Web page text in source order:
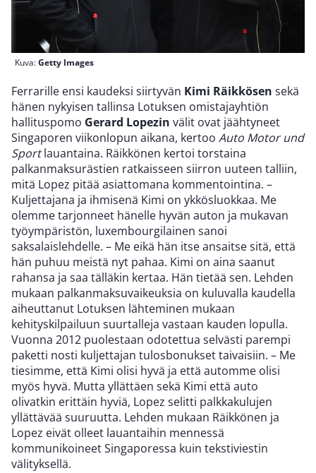
Kuva:Getty Images
Ferrarille ensi kaudeksi siirtyvän Kimi Räikkösen sekä
hänen nykyisen tallinsa Lotuksen omistajayhtiön
hallituspomo Gerard Lopezin välit ovat jäähtyneet
Singaporen viikonlopun aikana, kertoo Auto Motor und
Sportlauantaina. Räikkönen kertoi torstaina
palkanmaksurästien ratkaisseen siirron uuteen talliin,
mitä Lopez pitää asiattomana kommentointina. –
Kuljettajana ja ihmisenä Kimi on ykkösluokkaa. Me
olemme tarjonneet hänelle hyvän auton ja mukavan
työympäristön, luxembourgilainen sanoi
saksalaislehdelle. – Me eikä hän itse ansaitse sitä, että
hän puhuu meistä nyt pahaa. Kimi on aina saanut
rahansa ja saa tälläkin kertaa. Hän tietää sen. Lehden
mukaan palkanmaksuvaikeuksia on kuluvalla kaudella
aiheuttanut Lotuksen lähteminen mukaan
kehityskilpailuun suurtalleja vastaan kauden lopulla.
Vuonna 2012 puolestaan odotettua selvästi parempi
paketti nosti kuljettajan tulosbonukset taivaisiin. – Me
tiesimme, että Kimi olisi hyvä ja että automme olisi
myös hyvä. Mutta yllättäen sekä Kimi että auto
olivatkin erittäin hyviä, Lopez selitti palkkakulujen
yllättävää suuruutta. Lehden mukaan Räikkönen ja
Lopez eivät olleet lauantaihin mennessä
kommunikoineet Singaporessa kuin tekstiviestin
välityksellä.